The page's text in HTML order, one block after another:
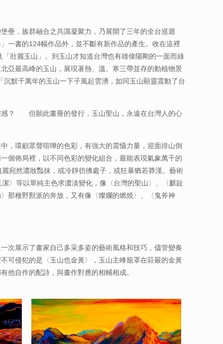
壘，族群融合之共識凝聚力，乃展開了三年的全台巡迴
一書的124幅作品外，並不斷有新作品的產生。收在這裡
壯麗玉山」。到玉山才知道台灣也有雄偉陽剛的一面而綠
亞最高峰的玉山，展現著熱、溫、寒三帶並存的動植物景
千萬年的玉山一下子風起雲湧，如同玉山顯靈震動了台
感？ 但願此畫冊的發行，玉山聖山，永遠在台灣人的心
，環顧眾聲喧嘩的色彩，有強大的震懾力量，迎面排山倒
個佈局裡，以不同色彩的變化組合，最能表現氣象萬千的
然濃妝豔抹，或冷靜彷彿處子，或狂暴猶若莽漢。藝術
等以單純主色求濃淡變化，像〈台灣的聖山〉、〈麒趾
那種野獸派的奔放，又有像〈燦爛的燃燒〉、〈鬼斧神
展示了畫家自己多采多姿的藝術風格和技巧，儘管變奏
可侵犯的是〈玉山也金黃〉，玉山主峰籠罩在莊嚴的金黃
他自作的配詩，與畫作對應的相輔相成。